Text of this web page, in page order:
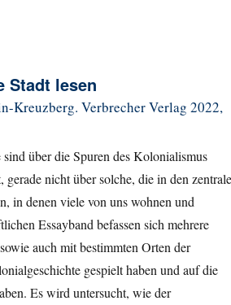
Stadt lesen
Kreuzberg. Verbrecher Verlag 2022,
über die Spuren des Kolonialismus
gerade nicht über solche, die in den
in denen viele von uns wohnen und
Essayband befassen sich mehrere
auch mit bestimmten Orten der
gespielt haben und auf die
Es wird untersucht, wie der